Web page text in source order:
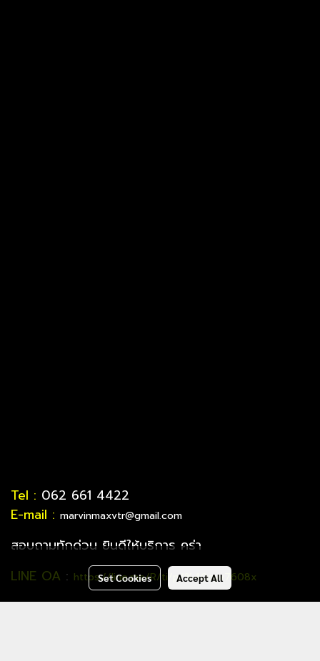
Tel : 062 661 4422
E-mail : marvinmaxvtr@gmail.com
สอบถามทักด่วน ยินดีให้บริการ คร่า
LINE OA : https://line.me/R/ti/p/%40oyv7608x
Set Cookies Accept All